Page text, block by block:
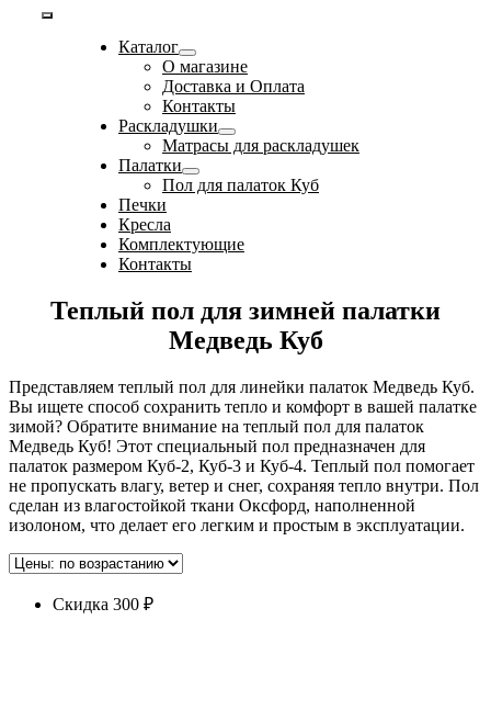
Toggle
Navigation
Каталог
О магазине
Доставка и Оплата
Контакты
Раскладушки
Матрасы для раскладушек
Палатки
Пол для палаток Куб
Печки
Кресла
Комплектующие
Контакты
Теплый пол для зимней палатки
Медведь Куб
Представляем теплый пол для линейки палаток Медведь Куб.
Вы ищете способ сохранить тепло и комфорт в вашей палатке
зимой? Обратите внимание на теплый пол для палаток
Медведь Куб! Этот специальный пол предназначен для
палаток размером Куб-2, Куб-3 и Куб-4. Теплый пол помогает
не пропускать влагу, ветер и снег, сохраняя тепло внутри. Пол
сделан из влагостойкой ткани Оксфорд, наполненной
изолоном, что делает его легким и простым в эксплуатации.
Скидка 300 ₽